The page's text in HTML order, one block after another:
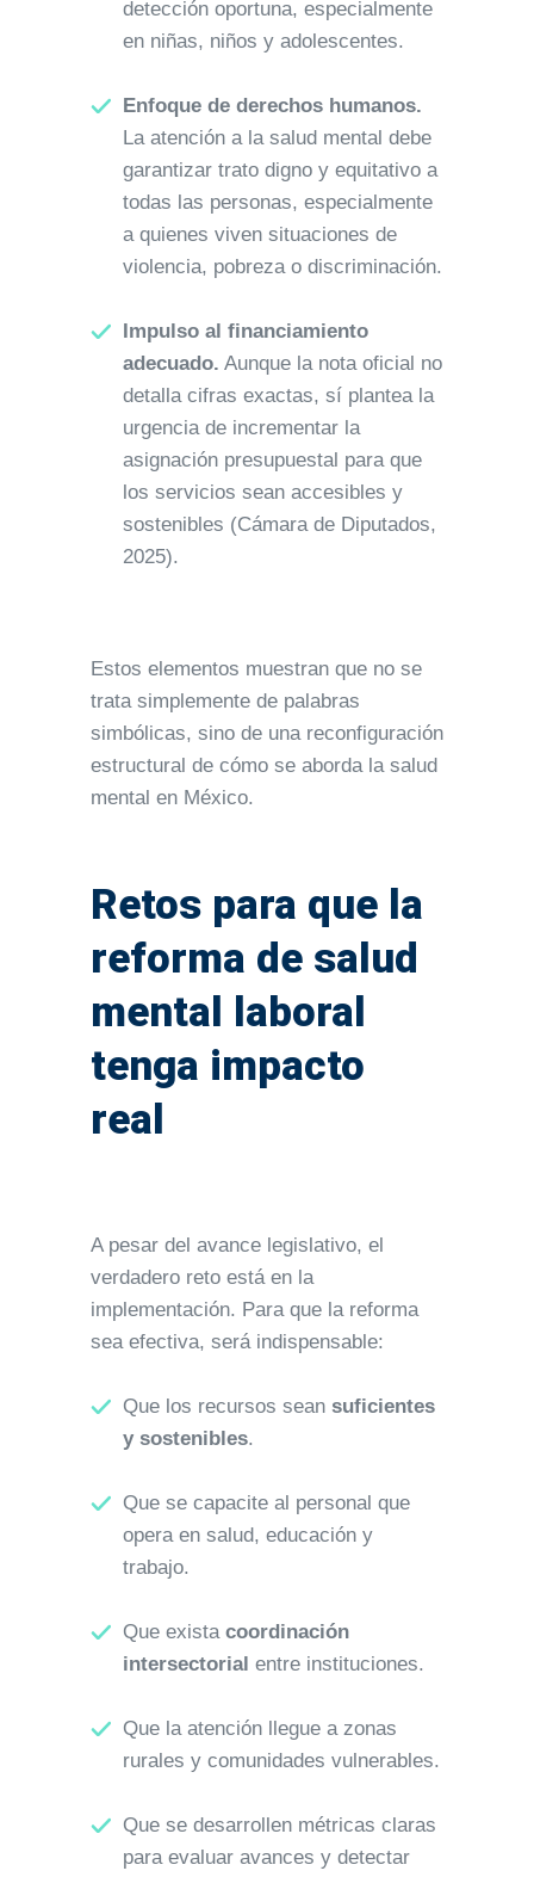
detección oportuna, especialmente
en niñas, niños y adolescentes.
Enfoque de derechos humanos.
La atención a la salud mental debe
garantizar trato digno y equitativo a
todas las personas, especialmente
a quienes viven situaciones de
violencia, pobreza o discriminación.
Impulso al financiamiento
adecuado. Aunque la nota oficial no
detalla cifras exactas, sí plantea la
urgencia de incrementar la
asignación presupuestal para que
los servicios sean accesibles y
sostenibles (Cámara de Diputados,
2025).
Estos elementos muestran que no se
trata simplemente de palabras
simbólicas, sino de una reconfiguración
estructural de cómo se aborda la salud
mental en México.
Retos para que la
reforma de salud
mental laboral
tenga impacto
real
A pesar del avance legislativo, el
verdadero reto está en la
implementación. Para que la reforma
sea efectiva, será indispensable:
Que los recursos sean suficientes
y sostenibles.
Que se capacite al personal que
opera en salud, educación y
trabajo.
Que exista coordinación
intersectorial entre instituciones.
Que la atención llegue a zonas
rurales y comunidades vulnerables.
Que se desarrollen métricas claras
para evaluar avances y detectar